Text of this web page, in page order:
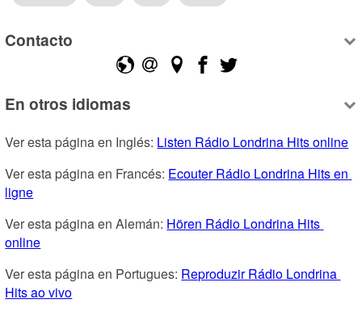
Contacto
En otros idiomas
Ver esta página en Inglés: Listen Rádio Londrina Hits online
Ver esta página en Francés: Ecouter Rádio Londrina Hits en
ligne
Ver esta página en Alemán: Hören Rádio Londrina Hits
online
Ver esta página en Portugues: Reproduzir Rádio Londrina
Hits ao vivo